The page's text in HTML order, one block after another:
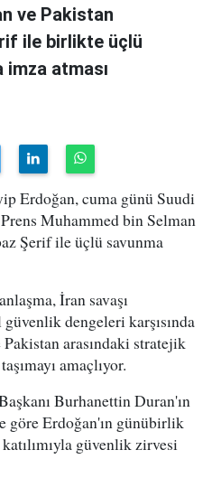
ve Pakistan
ile birlikte üçlü
imza atması
Erdoğan, cuma günü Suudi
Muhammed bin Selman
Şerif ile üçlü savunma
İran savaşı
dengeleri karşısında
arasındaki stratejik
amaçlıyor.
Burhanettin Duran'ın
göre Erdoğan'ın günübirlik
güvenlik zirvesi